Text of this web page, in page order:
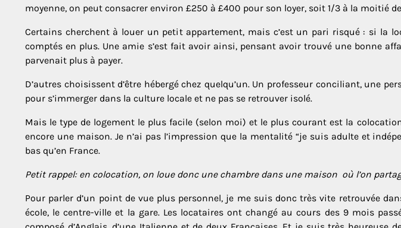
moyenne, on peut consacrer environ £250 à £400 pour son loyer, soit 1/3 à la moitié
Certains cherchent à louer un petit appartement, mais c’est un pari risqué : si la
comptés en plus. Une amie s’est fait avoir ainsi, pensant avoir trouvé une bonne
parvenait plus à payer.
D’autres choisissent d’être hébergé chez quelqu’un. Un professeur conciliant, une
pour s’immerger dans la culture locale et ne pas se retrouver isolé.
Mais le type de logement le plus facile (selon moi) et le plus courant est la
encore une maison. Je n’ai pas l’impression que la mentalité “je suis adulte et
bas qu’en France.
Petit rappel: en colocation, on loue donc une chambre dans une maison où l’on
Pour parler d’un point de vue plus personnel, je me suis donc très vite retrouvée
école, le centre-ville et la gare. Les locataires ont changé au cours des 9 mois